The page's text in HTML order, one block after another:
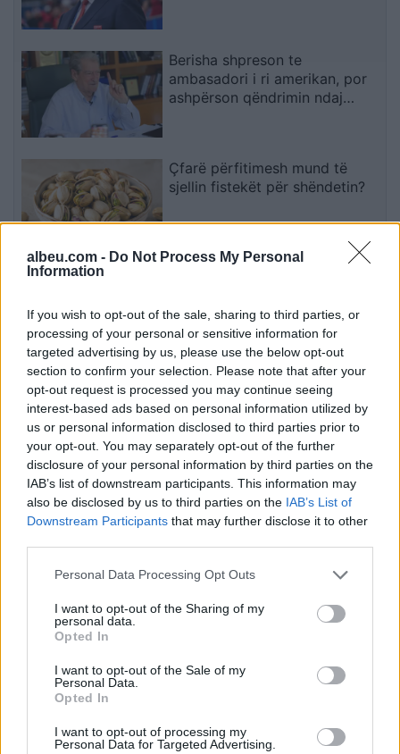
albeu.com - Do Not Process My Personal
Information
If you wish to opt-out of the sale, sharing to third parties, or
processing of your personal or sensitive information for
targeted advertising by us, please use the below opt-out
section to confirm your selection. Please note that after your
opt-out request is processed you may continue seeing
interest-based ads based on personal information utilized by
us or personal information disclosed to third parties prior to
your opt-out. You may separately opt-out of the further
disclosure of your personal information by third parties on the
IAB’s list of downstream participants. This information may
also be disclosed by us to third parties on the IAB’s List of
Downstream Participants that may further disclose it to other
Personal Data Processing Opt Outs
I want to opt-out of the Sharing of my
personal data.
Opted In
I want to opt-out of the Sale of my
Personal Data.
Opted In
I want to opt-out of processing my
Personal Data for Targeted Advertising.
Berisha shpreson te
ambasadori i ri amerikan, por
ashpërson qëndrimin ndaj
Çfarë përfitimesh mund të
sjellin fistekët për shëndetin?
dhe rrezikut për kancer
pankreatik
Esim for Global
Esim for USA|Esim for Italy| Esim for Spain|Esim